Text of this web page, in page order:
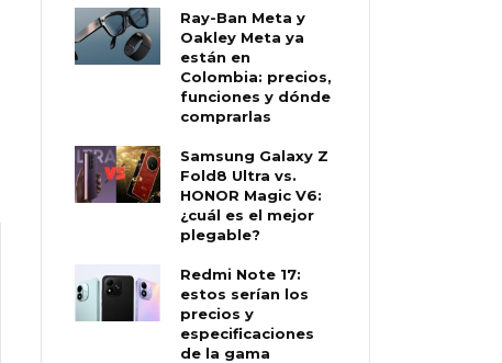
Ray-Ban Meta y
Oakley Meta ya
están en
Colombia: precios,
funciones y dónde
comprarlas
Samsung Galaxy Z
Fold8 Ultra vs.
HONOR Magic V6:
¿cuál es el mejor
plegable?
Redmi Note 17:
estos serían los
precios y
especificaciones
de la gama